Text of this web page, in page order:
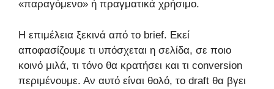
«παραγόμενο» ή πραγματικά χρήσιμο.
Η επιμέλεια ξεκινά από το brief. Εκεί
αποφασίζουμε τι υπόσχεται η σελίδα, σε ποιο
κοινό μιλά, τι τόνο θα κρατήσει και τι conversion
περιμένουμε. Αν αυτό είναι θολό, το draft θα βγει